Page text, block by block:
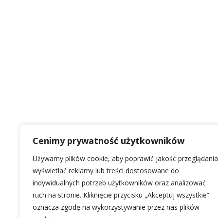
Cenimy prywatność użytkowników
Używamy plików cookie, aby poprawić jakość
wyświetlać reklamy lub treści dostosowane do
indywidualnych potrzeb użytkowników oraz analizować
ruch na stronie. Kliknięcie przycisku „Akceptuj wszystkie”
oznacza zgodę na wykorzystywanie przez nas plików